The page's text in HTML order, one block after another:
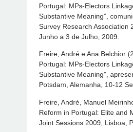
Portugal: MPs-Electors
Substantive Meaning”,
Survey Research Association
Junho a 3 de Julho, 2009.
Freire, André e Ana Belchior
Portugal: MPs-Electors
Substantive Meaning”,
Potsdam, Alemanha, 10-12
Freire, André, Manuel
Reform in Portugal: Elite and
Joint Sessions 2009, Lisboa,